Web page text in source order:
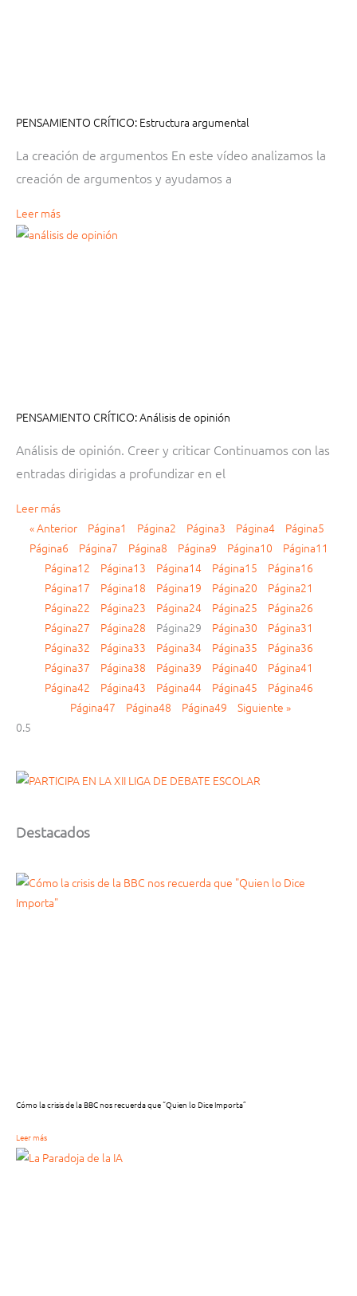
PENSAMIENTO CRÍTICO: Estructura argumental
La creación de argumentos En este vídeo analizamos la
creación de argumentos y ayudamos a
Leer más
PENSAMIENTO CRÍTICO: Análisis de opinión
Análisis de opinión. Creer y criticar Continuamos con las
entradas dirigidas a profundizar en el
Leer más
« Anterior
Página1 Página2 Página3 Página4 Página5
Página6 Página7 Página8 Página9 Página10 Página11
Página12 Página13 Página14 Página15 Página16
Página17 Página18 Página19 Página20 Página21
Página22 Página23 Página24 Página25 Página26
Página27 Página28 Página29 Página30 Página31
Página32 Página33 Página34 Página35 Página36
Página37 Página38 Página39 Página40 Página41
Página42 Página43 Página44 Página45 Página46
Página47 Página48 Página49 Siguiente »
Destacados
Cómo la crisis de la BBC nos recuerda que “Quien lo Dice Importa”
Leer más